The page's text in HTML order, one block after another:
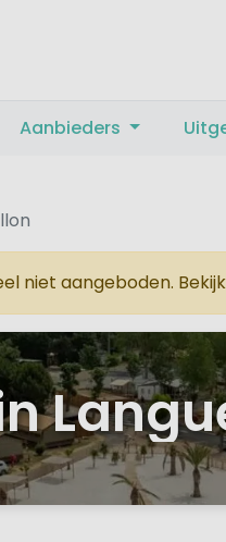
Aanbieders
niet aangeboden.